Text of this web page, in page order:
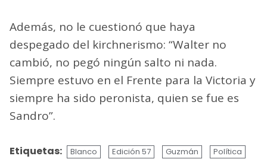
Además, no le cuestionó que haya
despegado del kirchnerismo: “Walter no
cambió, no pegó ningún salto ni nada.
Siempre estuvo en el Frente para la Victoria y
siempre ha sido peronista, quien se fue es
Sandro”.
Etiquetas: Blanco Edición 57 Guzmán Política